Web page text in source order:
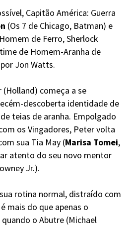
Capitão América: Guerra
(Os 7 de Chicago, Batman) e
de Ferro, Sherlock
de Homem-Aranha de
Jon Watts.
começa a se
descoberta identidade de
teias de aranha. Empolgado
os Vingadores, Peter volta
sua Tia May (Marisa Tomei,
atento do seu novo mentor
Jr.).
rotina normal, distraído com
mais do que apenas o
o Abutre (Michael